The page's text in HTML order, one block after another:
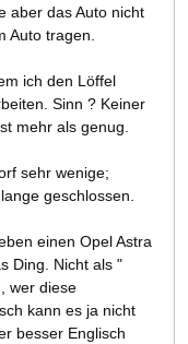
aber das Auto nicht
Auto tragen.
ich den Löffel
Sinn ? Keiner
mehr als genug.
sehr wenige;
geschlossen.
einen Opel Astra
Ding. Nicht als "
wer diese
kann es ja nicht
besser Englisch